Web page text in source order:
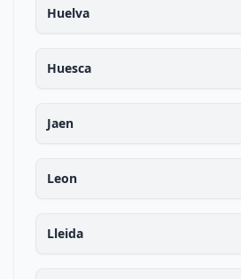
Huelva
Huesca
Jaen
Leon
Lleida